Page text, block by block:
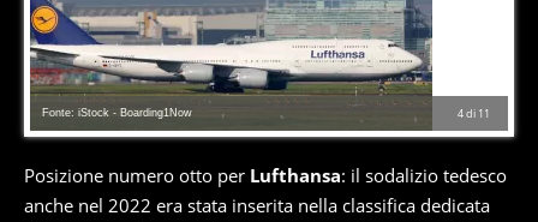
4di 11
Fonte: iStock - Boarding1Now
Posizione numero otto per Lufthansa: il sodalizio tedesco
anche nel 2022 era stata inserita nella classifica dedicata